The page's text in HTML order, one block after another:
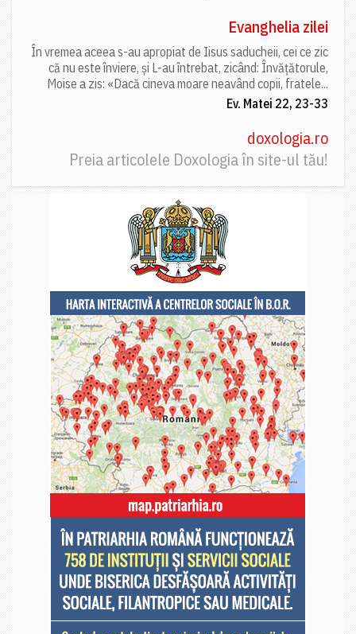
Evanghelia zilei
În vremea aceea s-au apropiat de Iisus saducheii, cei ce zic
că nu este înviere, și L-au întrebat, zicând: Învățătorule,
Moise a zis: «Dacă cineva moare neavând copii, fratele...
Ev. Matei 22, 23-33
doxologia.ro
Preia articolele Doxologia în site-ul tău!